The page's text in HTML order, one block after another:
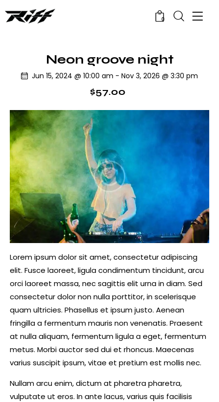
0
Neon groove night
Jun 15, 2024 @ 10:00 am - Nov 3, 2026 @ 3:30 pm
$57.00
Lorem ipsum dolor sit amet, consectetur adipiscing
elit. Fusce laoreet, ligula condimentum tincidunt, arcu
orci laoreet massa, nec sagittis elit urna in diam. Sed
consectetur dolor non nulla porttitor, in scelerisque
quam ultricies. Phasellus et ipsum justo. Aenean
fringilla a fermentum mauris non venenatis. Praesent
at nulla aliquam, fermentum ligula a eget, fermentum
metus. Morbi auctor sed dui et rhoncus. Maecenas
varius suscipit ipsum, vitae et pretium est mollis nec.
Nullam arcu enim, dictum at pharetra pharetra,
vulputate ut eros. In ante lacus, varius quis facilisis